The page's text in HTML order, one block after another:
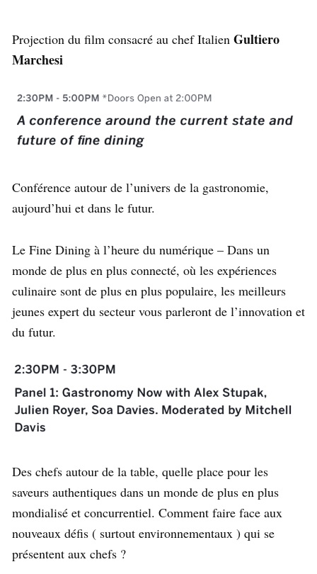
Projection du film consacré au chef Italien Gultiero
Marchesi
Conférence autour de l’univers de la gastronomie,
aujourd’hui et dans le futur.
Le Fine Dining à l’heure du numérique – Dans un
monde de plus en plus connecté, où les expériences
culinaire sont de plus en plus populaire, les meilleurs
jeunes expert du secteur vous parleront de l’innovation et
du futur.
Des chefs autour de la table, quelle place pour les
saveurs authentiques dans un monde de plus en plus
mondialisé et concurrentiel. Comment faire face aux
nouveaux défis ( surtout environnementaux ) qui se
présentent aux chefs ?